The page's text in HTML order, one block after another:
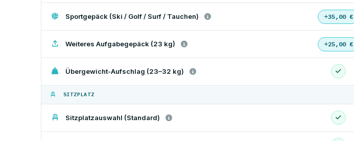
Sportgepäck (Ski / Golf / Surf / Tauchen) 35,00 €
Weiteres Aufgabegepäck (23 kg) 25,00 €
Übergewicht-Aufschlag (23–32 kg)
SITZPLATZ
Sitzplatzauswahl (Standard)